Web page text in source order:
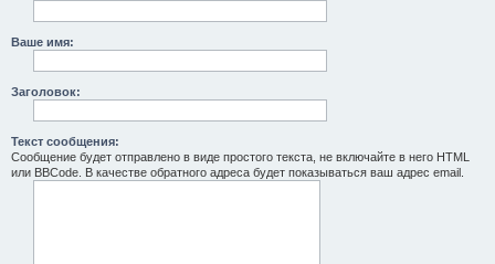
Ваше имя:
Заголовок:
Текст сообщения:
Сообщение будет отправлено в виде простого текста, не включайте в него HTML
или BBCode. В качестве обратного адреса будет показываться ваш адрес email.